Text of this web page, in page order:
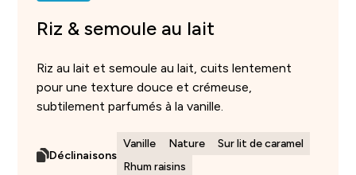
Riz & semoule au lait
Riz au lait et semoule au lait, cuits lentement
pour une texture douce et crémeuse,
subtilement parfumés à la vanille.
Déclinaisons
Vanille Nature
Sur lit de caramel
Rhum raisins